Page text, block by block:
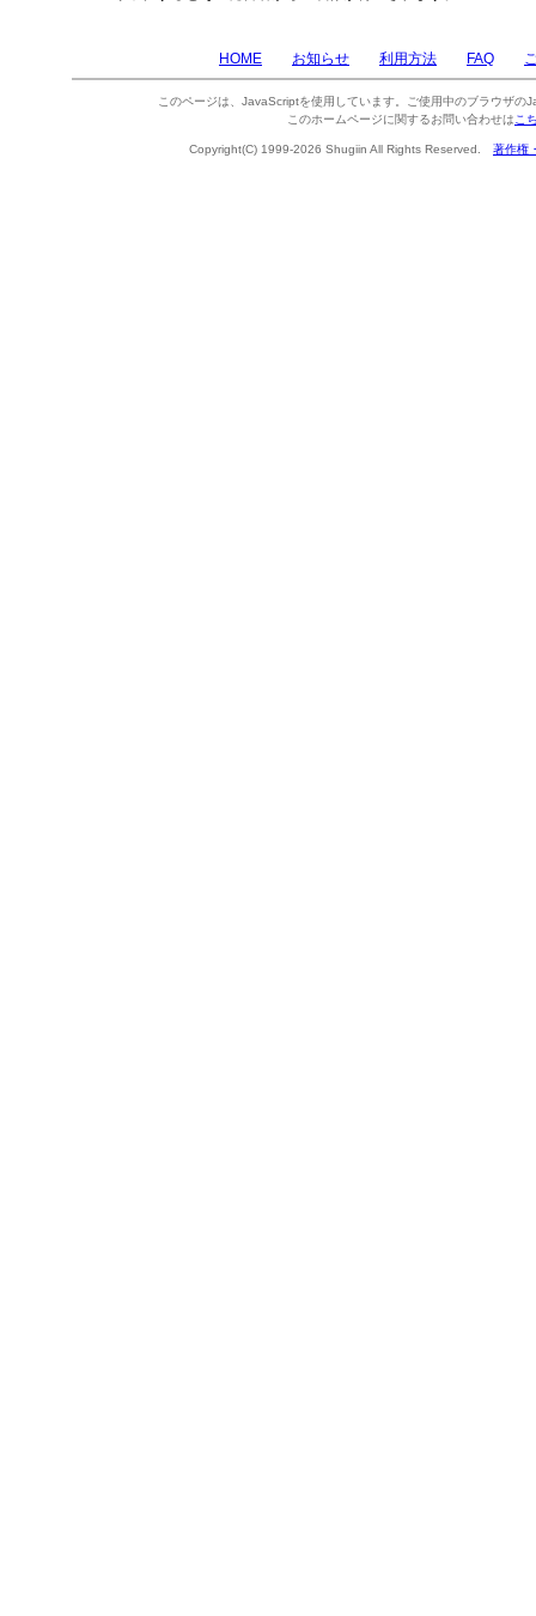
HOME お知らせ 利用方法 FAQ
このページは、JavaScriptを使用しています。ご使用中のブラウザの
このホームページに関するお問い合わせは こ
Copyright(C) 1999-2026 Shugiin All Rights Reserved. 著作権